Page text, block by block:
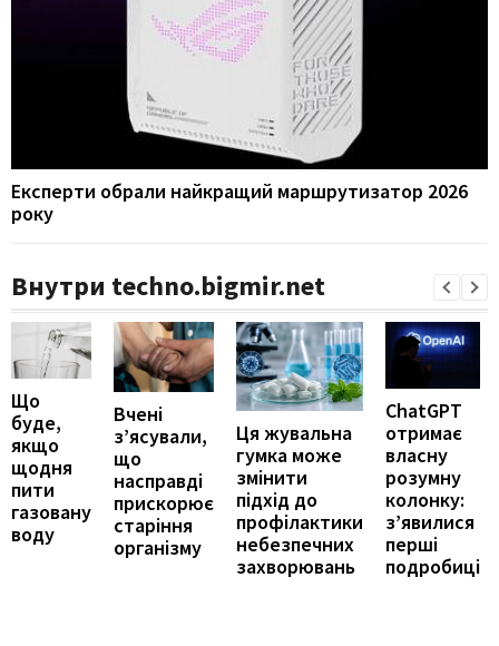
Експерти обрали найкращий маршрутизатор 2026
року
Внутри techno.bigmir.net
Що
буде,
якщо
щодня
пити
газовану
воду
Вчені
з’ясували,
що
насправді
прискорює
старіння
організму
Ця жувальна
гумка може
змінити
підхід до
профілактики
небезпечних
захворювань
ChatGPT
отримає
власну
розумну
колонку:
з’явилися
перші
подробиці